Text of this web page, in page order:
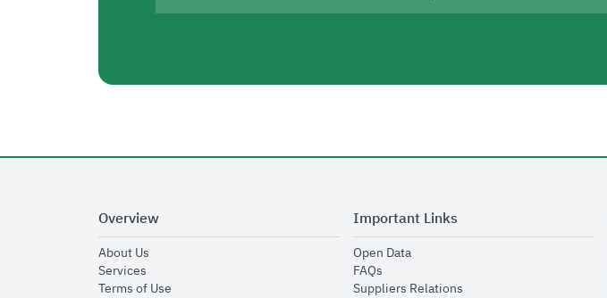
Overview
About Usopens in new window
Servicesopens in new window
Terms of Useopens in new window
Important Links
Open Dataopens in new window
FAQsopens in new window
Suppliers Relationsopens in new window